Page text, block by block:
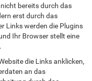
bereits durch das
erst durch das
Links werden die Plugins
Ihr Browser stellt eine
die Links anklicken,
an das